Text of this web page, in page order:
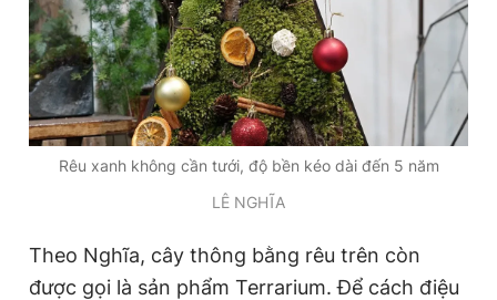
Rêu xanh không cần tưới, độ bền kéo dài đến 5 năm
LÊ NGHĨA
Theo Nghĩa, cây thông bằng rêu trên còn
được gọi là sản phẩm Terrarium. Để cách điệu